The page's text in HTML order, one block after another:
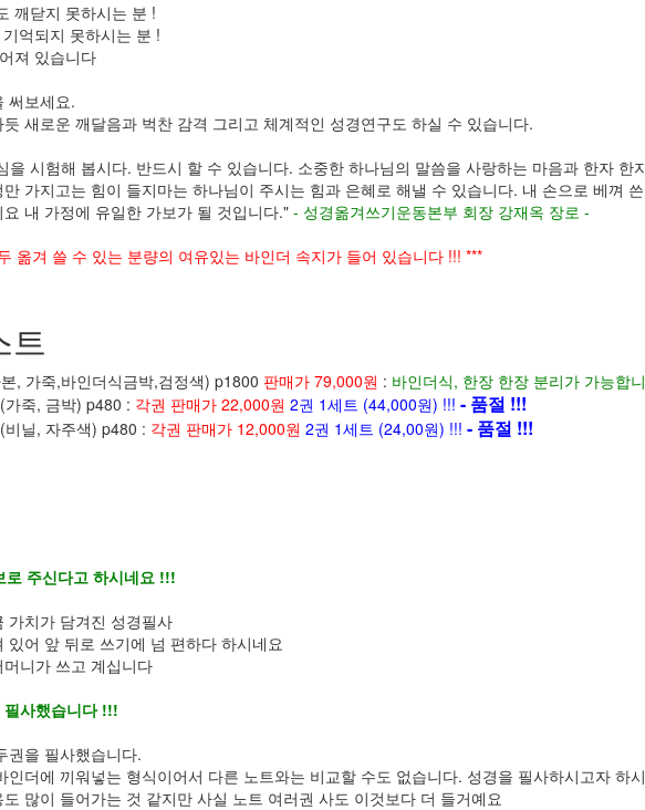
깨닫지 못하시는 분 !
억되지 못하시는 분 !
져 있습니다
써보세요.
새로운 깨달음과 벅찬 감격 그리고 체계적인 성경연구도 하실 수 있습니다.
을 시험해 봅시다. 반드시 할 수 있습니다. 소중한 하나님의 말씀을 사랑하는 마음과 한자 한
가지고는 힘이 들지마는 하나님이 주시는 힘과 은혜로 해낼 수 있습니다. 내 손으로 베껴
내 가정에 유일한 가보가 될 것입니다."- 성경옮겨쓰기운동본부 회장 강재옥 장로 -
옮겨 쓸 수 있는 분량의 여유있는 바인더 속지가 들어 있습니다 !!! ***
트
, 가죽,바인더식금박,검정색) p1800 판매가 79,000원 : 바인더식, 한장 한장 분리가 가능합
죽, 금박) p480 : 각권 판매가 22,000원 2권 1세트 (44,000원) !!! - 품절 !!!
닐, 자주색) p480 : 각권 판매가 12,000원 2권 1세트 (24,00원) !!! - 품절 !!!
주신다고 하시네요 !!!
가치가 담겨진 성경필사
있어 앞 뒤로 쓰기에 넘 편하다 하시네요
니가 쓰고 계십니다
사했습니다 !!!
권을 필사했습니다.
인더에 끼워넣는 형식이어서 다른 노트와는 비교할 수도 없습니다. 성경을 필사하시고자 하
많이 들어가는 것 같지만 사실 노트 여러권 사도 이것보다 더 들거예요